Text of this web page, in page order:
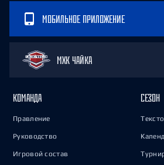
МОБИЛЬНОЕ ПРИЛОЖЕНИЕ
МХК ЧАЙКА
КОМАНДА
Правление
Руководство
Игровой состав
СЕЗОН